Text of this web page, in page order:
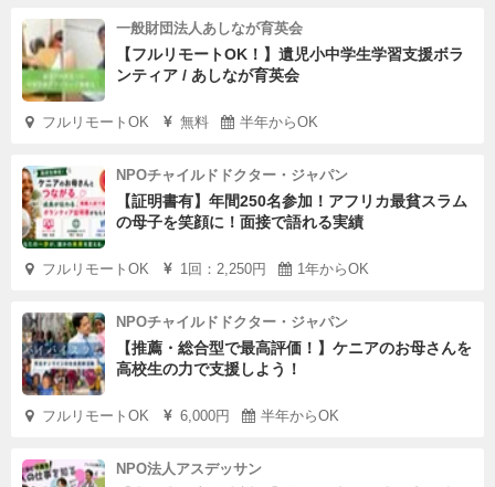
一般財団法人あしなが育英会
【フルリモートOK！】遺児小中学生学習支援ボラ
ンティア / あしなが育英会
フルリモートOK 無料 半年からOK
NPOチャイルドドクター・ジャパン
【証明書有】年間250名参加！アフリカ最貧スラム
の母子を笑顔に！面接で語れる実績
フルリモートOK 1回：2,250円 1年からOK
NPOチャイルドドクター・ジャパン
【推薦・総合型で最高評価！】ケニアのお母さんを
高校生の力で支援しよう！
フルリモートOK 6,000円 半年からOK
NPO法人アスデッサン